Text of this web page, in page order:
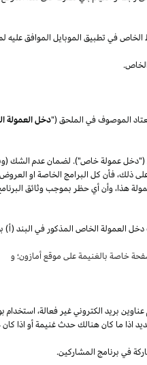
الخاص في تطبيق الموبايل الموافقعليه
الموصوف في الملحق ("دخل العمولة
عمولة خاص"). لضمان عدم الشك
ذلك،فأن كل البرامج الخاصة او
هذا،وأن أي حظر بموجب وثائق
العمولة الخاص المذكور في البند
خاصة بالغنيمة على موقع أمازون؛ و
بريد الكتروني غير فعالة، استخدام
اذا ما كان هنالك حدث غنيمة أو اذا
في برنامج المشاركين.